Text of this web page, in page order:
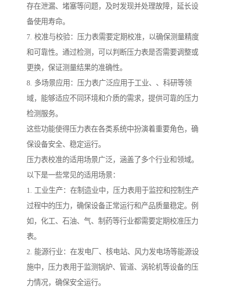
存在泄漏、堵塞等问题，及时发现并处理故障，延长设
备使用寿命。
7. 校准与校验：压力表需要定期校准，以确保测量精度
和可靠性。通过检测，可以判断压力表是否需要调整或
更换，保证测量结果的准确性。
8. 多场景应用：压力表广泛应用于工业、、科研等领
域，能够适应不同环境和介质的需求，提供可靠的压力
检测服务。
这些功能使得压力表在各类系统中扮演着重要角色，确
保设备安全、稳定运行。
压力表校准的适用场景广泛，涵盖了多个行业和领域。
以下是一些常见的适用场景：
1. 工业生产：在制造业中，压力表用于监控和控制生产
过程中的压力，确保设备正常运行和产品质量稳定。例
如，化工、石油、气、制药等行业都需要定期校准压力
表。
2. 能源行业：在发电厂、核电站、风力发电场等能源设
施中，压力表用于监测锅炉、管道、涡轮机等设备的压
力情况，确保安全运行。